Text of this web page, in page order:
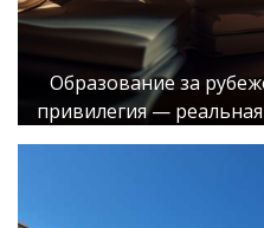
Образование за
привилегия —